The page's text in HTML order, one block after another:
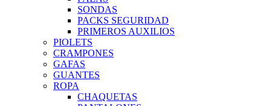
SONDAS
PACKS SEGURIDAD
PRIMEROS AUXILIOS
PIOLETS
CRAMPONES
GAFAS
GUANTES
ROPA
CHAQUETAS